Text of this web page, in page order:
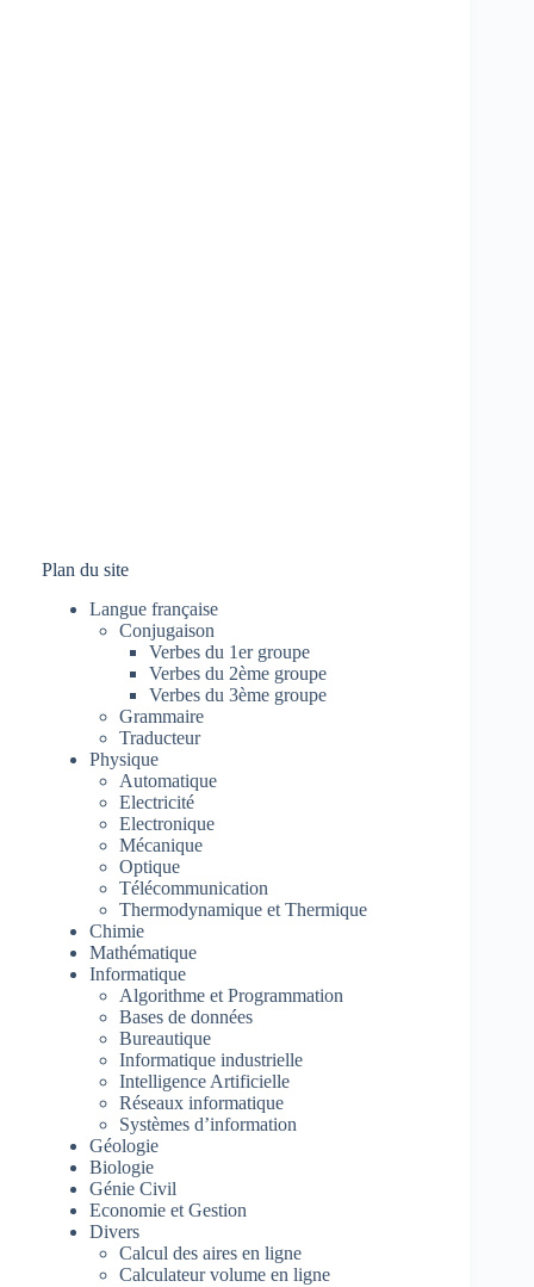
Plan du site
Langue française
Conjugaison
Verbes du 1er groupe
Verbes du 2ème groupe
Verbes du 3ème groupe
Grammaire
Traducteur
Physique
Automatique
Electricité
Electronique
Mécanique
Optique
Télécommunication
Thermodynamique et Thermique
Chimie
Mathématique
Informatique
Algorithme et Programmation
Bases de données
Bureautique
Informatique industrielle
Intelligence Artificielle
Réseaux informatique
Systèmes d’information
Géologie
Biologie
Génie Civil
Economie et Gestion
Divers
Calcul des aires en ligne
Calculateur volume en ligne